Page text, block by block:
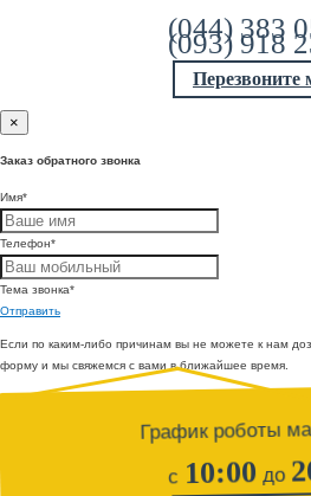
(044) 383
(093) 918
Перезвоните
×
Заказ обратного звонка
Имя*
Телефон*
Тема звонка*
Отправить
Если по каким-либо причинам вы не можете к нам
форму и мы свяжемся с вами в ближайшее время.
График роботы
с 10:00 до